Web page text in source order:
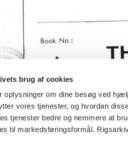
brug af cookies
oplysninger om dine besøg ved
vores tjenester, og hvordan
tjenester bedre og nemmere at
til markedsføringsformål.